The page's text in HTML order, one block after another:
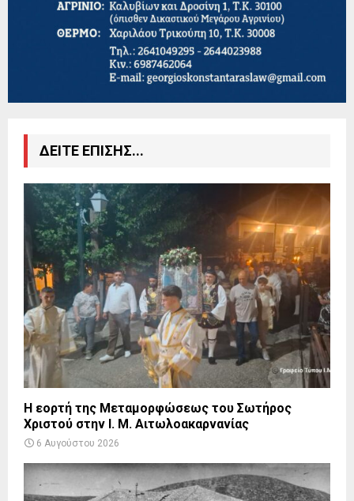
ΔΕΙΤΕ ΕΠΙΣΗΣ...
Η εορτή της Μεταμορφώσεως του Σωτήρος
Χριστού στην Ι. Μ. Αιτωλοακαρνανίας
6 Αυγούστου 2026